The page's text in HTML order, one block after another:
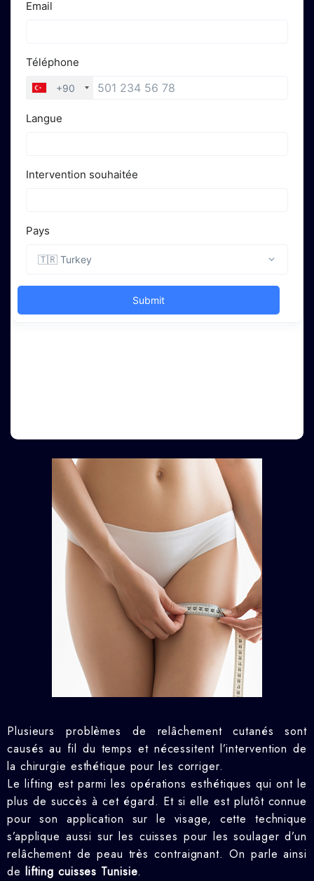
Plusieurs problèmes de relâchement cutanés sont
causés au fil du temps et nécessitent l’intervention de
la chirurgie esthétique pour les corriger.
Le lifting est parmi les opérations esthétiques qui ont le
plus de succès à cet égard. Et si elle est plutôt connue
pour son application sur le visage, cette technique
s’applique aussi sur les cuisses pour les soulager d’un
relâchement de peau très contraignant. On parle ainsi
de lifting cuisses Tunisie.